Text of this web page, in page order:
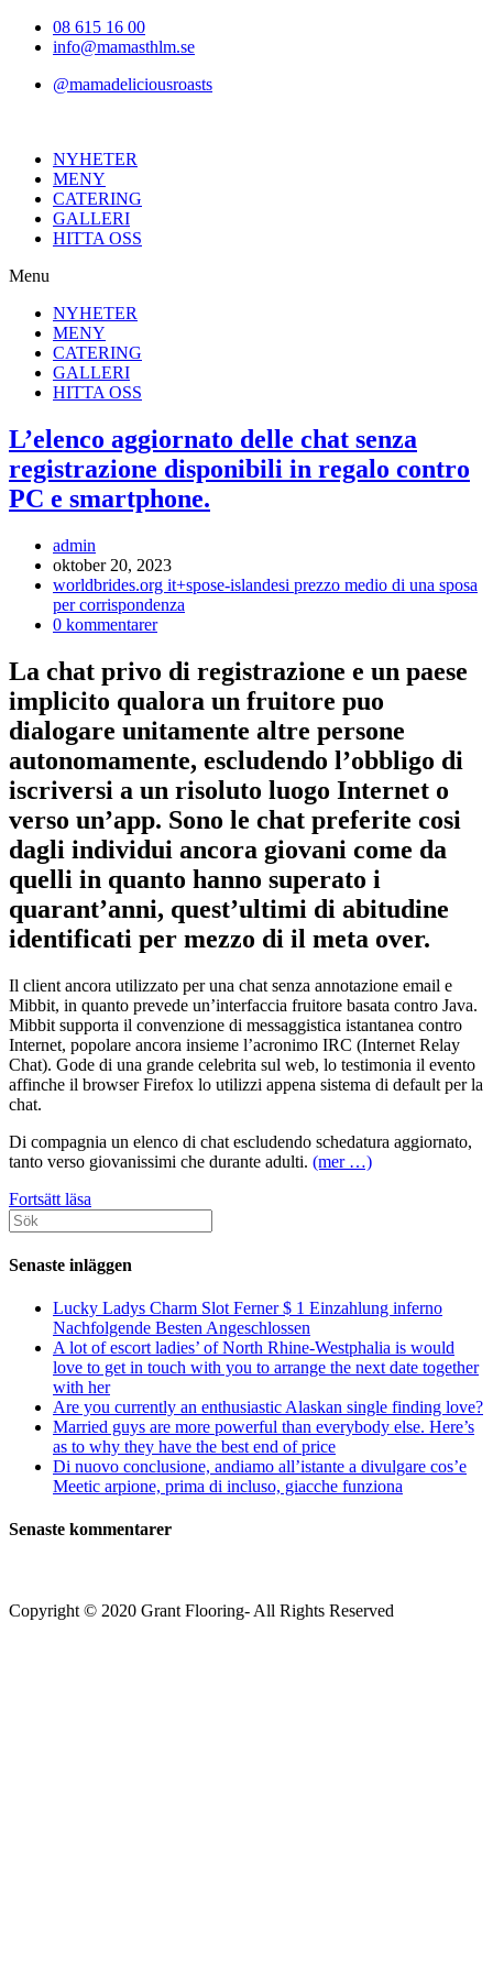
Hoppa08 615 16 00
info@mamasthlm.se
@mamadeliciousroasts
NYHETER
MENY
CATERING
GALLERI
HITTA OSS
Menu
NYHETER
MENY
CATERING
GALLERI
HITTA OSS
L’elenco aggiornato delle chat senza
registrazione disponibili in regalo contro
PC e smartphone.
Inläggsförfattare:
admin
Inlägget
publicerat:
oktober 20, 2023
Inläggskategori:
worldbrides.org it+spose-islandesi prezzo medio di una sposa
per corrispondenza
Kommentarer
inlägget:
0 kommentarer
La chat privo di registrazione e un paese
implicito qualora un fruitore puo
dialogare unitamente altre persone
autonomamente, escludendo l’obbligo di
iscriversi a un risoluto luogo Internet o
verso un’app. Sono le chat preferite cosi
dagli individui ancora giovani come da
quelli in quanto hanno superato i
quarant’anni, quest’ultimi di abitudine
identificati per mezzo di il meta over.
Il client ancora utilizzato per una chat senza annotazione email e
Mibbit, in quanto prevede un’interfaccia fruitore basata contro Java.
Mibbit supporta il convenzione di messaggistica istantanea contro
Internet, popolare ancora insieme l’acronimo IRC (Internet Relay
Chat). Gode di una grande celebrita sul web, lo testimonia il evento
affinche il browser Firefox lo utilizzi appena sistema di default per la
chat.
Di compagnia un elenco di chat escludendo schedatura aggiornato,
tanto verso giovanissimi che durante adulti. (mer …)
Fortsätt läsa
delle
chat
senza
disponibili
in
regalo
contro
PC
e
smartphone.
Sök
efter:
Senaste inläggen
Lucky Ladys Charm Slot Ferner $ 1 Einzahlung inferno
Nachfolgende Besten Angeschlossen
A lot of escort ladies’ of North Rhine-Westphalia is would
love to get in touch with you to arrange the next date together
with her
Are you currently an enthusiastic Alaskan single finding love?
Married guys are more powerful than everybody else. Here’s
as to why they have the best end of price
Di nuovo conclusione, andiamo all’istante a divulgare cos’e
Meetic arpione, prima di incluso, giacche funziona
Senaste kommentarer
Copyright © 2020 Grant Flooring- All Rights Reserved